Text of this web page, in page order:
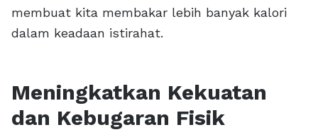
membuat kita membakar lebih banyak kalori
dalam keadaan istirahat.
Meningkatkan Kekuatan
dan Kebugaran Fisik